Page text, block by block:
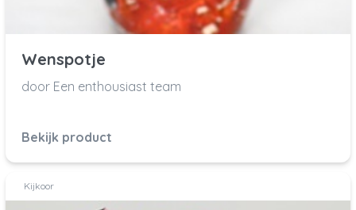
Wenspotje
door Een enthousiast team
Bekijk product
Kijkoor